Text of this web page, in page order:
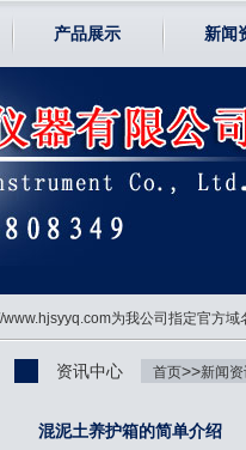
产品展示 新闻
为我公司指定官方
资讯中心 首页>>新闻资
混泥土养护箱的简单介绍